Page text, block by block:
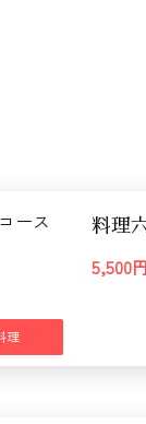
理
料理
5,500円